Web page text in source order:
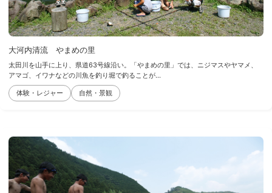
大河内清流 やまめの里
太田川を山手に上り、県道63号線沿い。「やまめの里」では、ニジマスやヤマメ、
アマゴ、イワナなどの川魚を釣り堀で釣ることが...
体験・レジャー 自然・景観